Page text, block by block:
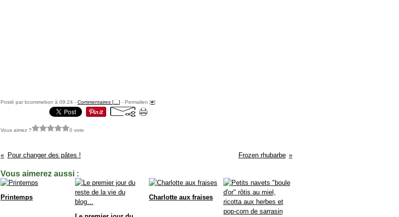
Posté par bcommebon à 09:24 - Commentaires [ ] - Permalien [#]
Vous aimez ? 0 vote
Pour changer des pâtes ! Frozen rhubarbe
Vous aimerez aussi :
Printemps Charlotte aux fraises